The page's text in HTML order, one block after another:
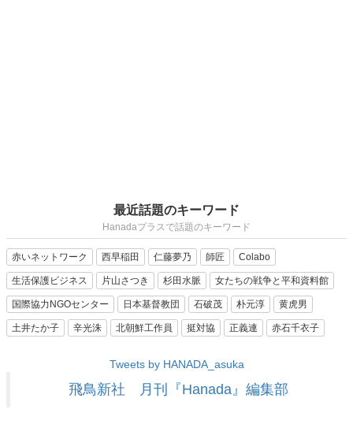
最近話題のキーワード
Hanadaプラスで話題のキーワード
赤いネットワーク 西早稲田 仁藤夢乃 師匠 Colabo
生活保護ビジネス 片山さつき 杉田水脈 女たちの戦争と平和資料館
国際協力NGOセンター 日本基督教団 石破茂 朴元淳 黄虎男
土井たか子 辛光洙 北朝鮮工作員 挺対協 正義連 赤石千衣子
Tweets by HANADA_asuka
飛鳥新社 月刊『Hanada』編集部